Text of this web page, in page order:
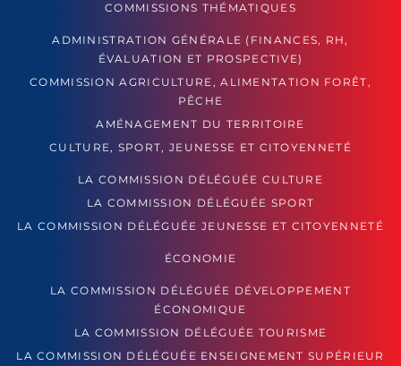
COMMISSIONS THÉMATIQUES
ADMINISTRATION GÉNÉRALE (FINANCES, RH,
ÉVALUATION ET PROSPECTIVE)
COMMISSION AGRICULTURE, ALIMENTATION FORÊT,
PÊCHE
AMÉNAGEMENT DU TERRITOIRE
CULTURE, SPORT, JEUNESSE ET CITOYENNETÉ
LA COMMISSION DÉLÉGUÉE CULTURE
LA COMMISSION DÉLÉGUÉE SPORT
LA COMMISSION DÉLÉGUÉE JEUNESSE ET CITOYENNETÉ
ÉCONOMIE
LA COMMISSION DÉLÉGUÉE DÉVELOPPEMENT
ÉCONOMIQUE
LA COMMISSION DÉLÉGUÉE TOURISME
LA COMMISSION DÉLÉGUÉE ENSEIGNEMENT SUPÉRIEUR